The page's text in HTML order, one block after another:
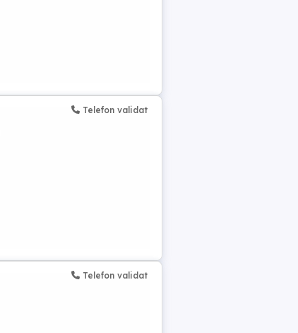
Telefon validat
Telefon validat